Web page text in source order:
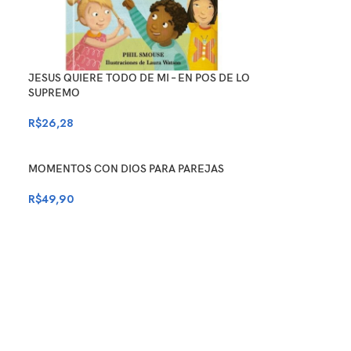
JESUS QUIERE TODO DE MI – EN POS DE LO
SUPREMO
R$26,28
MOMENTOS CON DIOS PARA PAREJAS
R$49,90